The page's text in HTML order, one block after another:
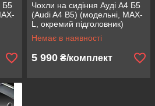
Б5
Чохли на сидіння Ауді А4 Б5
(Audi A4 B5) (модельні, MAX-
L, окремий підголовник)
зелений
Немає в наявності
5 990 ₴/комплект